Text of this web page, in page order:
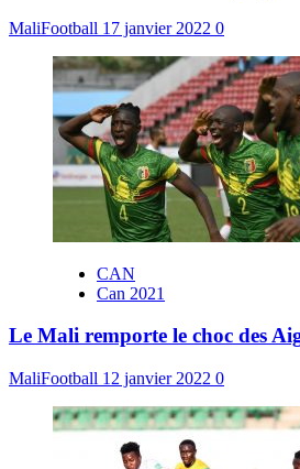
MaliFootball 17 janvier 2022 0
CAN
Can 2021
Le Mali remporte le choc des
MaliFootball 12 janvier 2022 0